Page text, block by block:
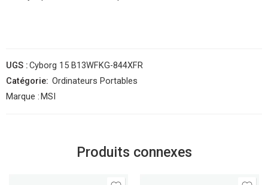
UGS :Cyborg 15 B13WFKG-844XFR
Catégorie: Ordinateurs Portables
Marque : MSI
Produits connexes